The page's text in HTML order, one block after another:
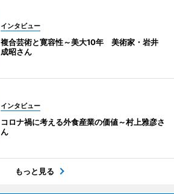
インタビュー
複合芸術と寛容性～美大10年 美術家・岩井
成昭さん
インタビュー
コロナ禍に考える外食産業の価値～村上雅彦さ
ん
もっと見る